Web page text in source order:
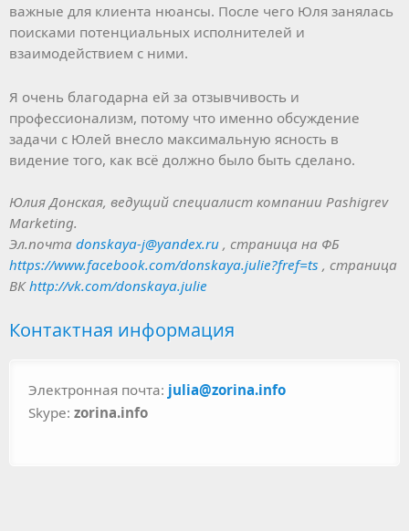
важные для клиента нюансы. После чего Юля занялась
поисками потенциальных исполнителей и
взаимодействием с ними.
Я очень благодарна ей за отзывчивость и
профессионализм, потому что именно обсуждение
задачи с Юлей внесло максимальную ясность в
видение того, как всё должно было быть сделано.
Юлия Донская, ведущий специалист компании Pashigrev
Marketing.
Эл.почта donskaya-j@yandex.ru , страница на ФБ
https://www.facebook.com/donskaya.julie?fref=ts , страница
ВКhttp://vk.com/donskaya.julie
Контактная информация
Электронная почта: julia@zorina.info
Skype: zorina.info